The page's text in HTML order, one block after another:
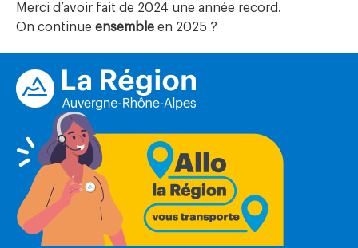
Merci d’avoir fait de 2024 une année record.
On continue ensemble en 2025 ?